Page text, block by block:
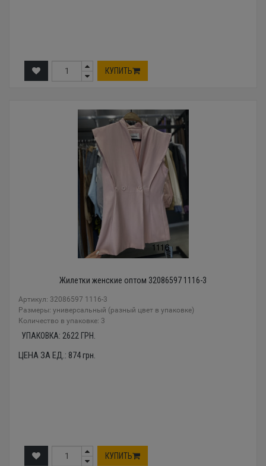
КУПИТЬ
Жилетки женские оптом 32086597 1116-3
Артикул: 32086597 1116-3
Размеры: универсальный (разный цвет в упаковке)
Количество в упаковке: 3
УПАКОВКА: 2622 ГРН.
ЦЕНА ЗА ЕД.: 874грн.
КУПИТЬ